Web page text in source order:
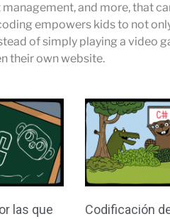
and more, that
empowers kids to not
of simply playing a video
their own website.
las que
Codificación